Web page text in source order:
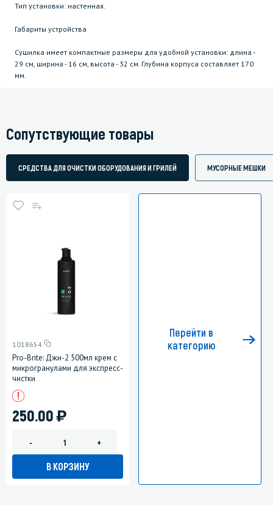
Тип установки: настенная.
Габариты устройства
Сушилка имеет компактные размеры для удобной установки: длина -
29 см, ширина - 16 см, высота - 32 см. Глубина корпуса составляет 170
мм.
Сопутствующие товары
СРЕДСТВА ДЛЯ ОЧИСТКИ ОБОРУДОВАНИЯ И ГРИЛЕЙ МУСОРНЫЕ МЕШКИ
1018654
Pro-Brite: Джи-2 500мл крем с
микрогранулами для экспресс-
чистки
250.00)
- +
В КОРЗИНУ
Перейти в
категорию